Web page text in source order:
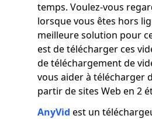
temps. Voulez-vous
lorsque vous êtes hors
meilleure solution pour
est de télécharger ces
de téléchargement de
vous aider à télécharger
partir de sites Web en 2
AnyVid est un